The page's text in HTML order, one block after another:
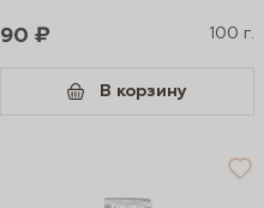
90 ₽ 100 г.
В корзину